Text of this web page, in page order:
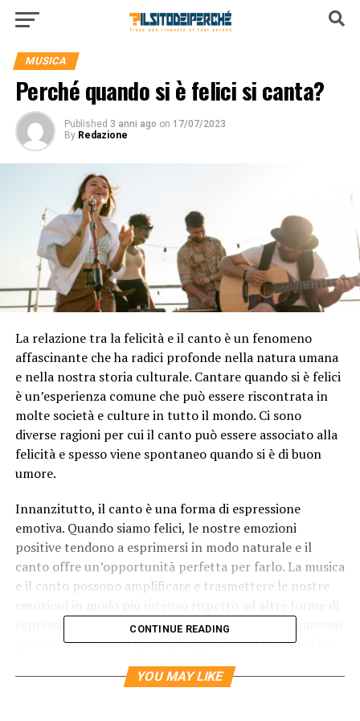
MUSICA
Perché quando si è felici si canta?
Published 3 anni ago on 17/07/2023
By Redazione
La relazione tra la felicità e il canto è un fenomeno
affascinante che ha radici profonde nella natura umana
e nella nostra storia culturale. Cantare quando si è felici
è un’esperienza comune che può essere riscontrata in
molte società e culture in tutto il mondo. Ci sono
diverse ragioni per cui il canto può essere associato alla
felicità e spesso viene spontaneo quando si è di buon
umore.
Innanzitutto, il canto è una forma di espressione
emotiva. Quando siamo felici, le nostre emozioni
positive tendono a esprimersi in modo naturale e il
canto offre un’opportunità perfetta per farlo. La musica
e il canto possono amplificare e trasmettere le nostre
espressione verbale. Le melodie e le parole delle canzoni
possono catturare l’euforia, la gioia e l’eccitazione che
proviamo quando siamo felici, consentendoci di
comunicare e condividere queste emozioni con gli altri.
CONTINUE READING
YOU MAY LIKE